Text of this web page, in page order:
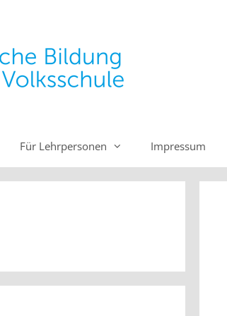
Für Lehrpersonen Impressum